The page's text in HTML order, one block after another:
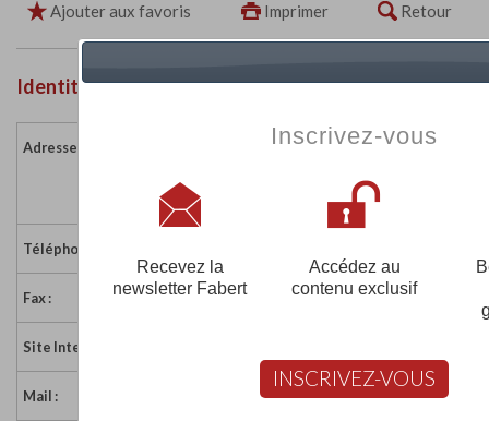
Ajouter aux favoris Imprimer Retour
Identité de l'établissement
Adresse :
Rue Châteaubriand
Téléphone :
Fax : 02 97 38 88 26
Site Internet :
Mail : eco56.nd.brehan@enseignement-
Inscrivez-vous
Recevez la
newsletter Fabert
Accédez au
contenu exclusif
INSCRIVEZ-VOUS